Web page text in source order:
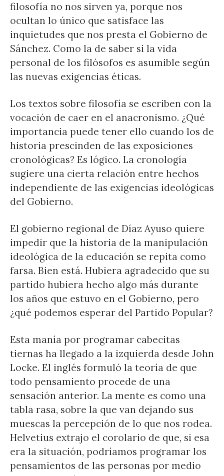
filosofía no nos sirven ya, porque nos
ocultan lo único que satisface las
inquietudes que nos presta el Gobierno de
Sánchez. Como la de saber si la vida
personal de los filósofos es asumible según
las nuevas exigencias éticas.
Los textos sobre filosofía se escriben con la
vocación de caer en el anacronismo. ¿Qué
importancia puede tener ello cuando los de
historia prescinden de las exposiciones
cronológicas? Es lógico. La cronología
sugiere una cierta relación entre hechos
independiente de las exigencias ideológicas
del Gobierno.
El gobierno regional de Díaz Ayuso quiere
impedir que la historia de la manipulación
ideológica de la educación se repita como
farsa. Bien está. Hubiera agradecido que su
partido hubiera hecho algo más durante
los años que estuvo en el Gobierno, pero
¿qué podemos esperar del Partido Popular?
Esta manía por programar cabecitas
tiernas ha llegado a la izquierda desde John
Locke. El inglés formuló la teoría de que
todo pensamiento procede de una
sensación anterior. La mente es como una
tabla rasa, sobre la que van dejando sus
muescas la percepción de lo que nos rodea.
Helvetius extrajo el corolario de que, si esa
era la situación, podríamos programar los
pensamientos de las personas por medio